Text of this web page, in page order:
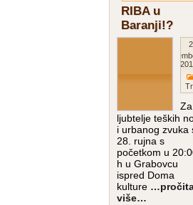
RIBA u
Baranji!?
Za
ljubtelje teških
i urbanog zvuka
28. rujna s
početkom u
h u Grabovcu
ispred Doma
kulture
više…